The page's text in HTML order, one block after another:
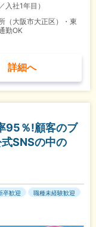
社1年目）
（大阪市大正区）・東
勤OK
詳細へ
95％!顧客のブ
SNSの中の
卒歓迎
職種未経験歓迎